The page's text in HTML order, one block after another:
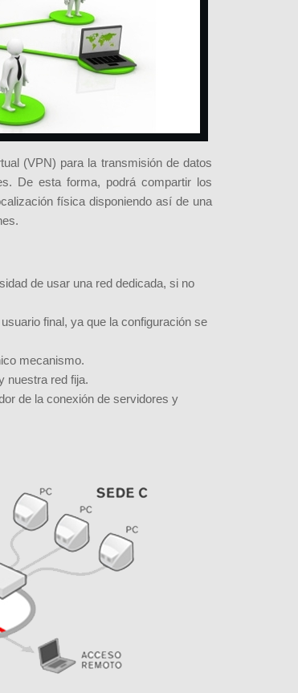
(VPN) para la transmisión de datos
De esta forma, podrá compartir los
física disponiendo así de una
de usar una red dedicada, si no
final, ya que la configuración se
mecanismo.
nuestra red fija.
de la conexión de servidores y